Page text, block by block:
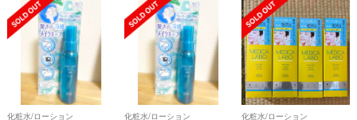
化粧水/ローション 化粧水/ローション 化粧水/ローション